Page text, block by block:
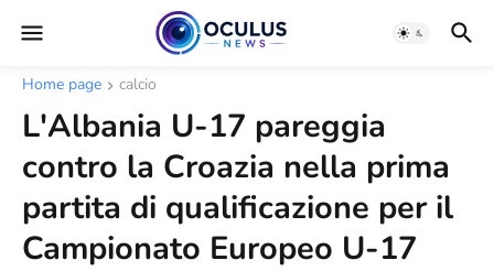
Home page calcio
L'Albania U-17 pareggia
contro la Croazia nella prima
partita di qualificazione per il
Campionato Europeo U-17